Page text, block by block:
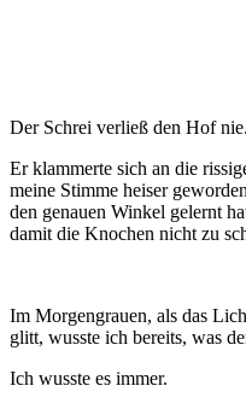
Der Schrei verließ den Hof nie.
Er klammerte sich an die
meine Stimme heiser
den genauen Winkel gelernt
damit die Knochen nicht zu
Im Morgengrauen, als das
glitt, wusste ich bereits, was
Ich wusste es immer.